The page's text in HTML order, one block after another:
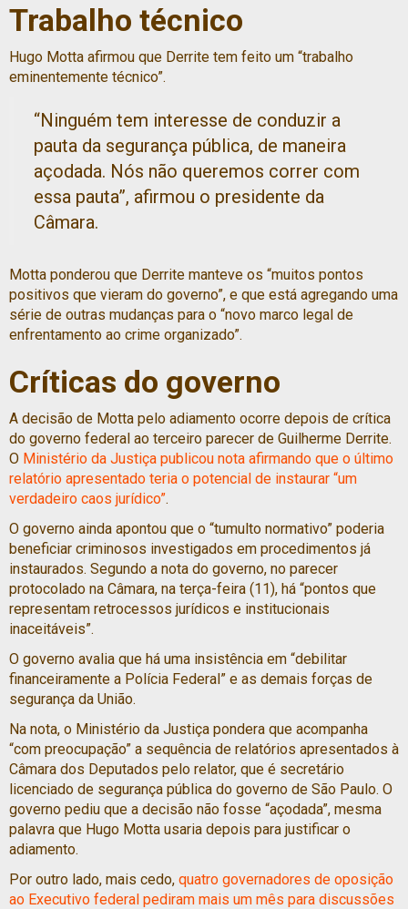
Trabalho técnico
Hugo Motta afirmou que Derrite tem feito um “trabalho
eminentemente técnico”.
“Ninguém tem interesse de conduzir a
pauta da segurança pública, de maneira
açodada. Nós não queremos correr com
essa pauta”, afirmou o presidente da
Câmara.
Motta ponderou que Derrite manteve os “muitos pontos
positivos que vieram do governo”, e que está agregando uma
série de outras mudanças para o “novo marco legal de
enfrentamento ao crime organizado”.
Críticas do governo
A decisão de Motta pelo adiamento ocorre depois de crítica
do governo federal ao terceiro parecer de Guilherme Derrite.
O Ministério da Justiça publicou nota afirmando que o último
relatório apresentado teria o potencial de instaurar “um
verdadeiro caos jurídico”.
O governo ainda apontou que o “tumulto normativo” poderia
beneficiar criminosos investigados em procedimentos já
instaurados. Segundo a nota do governo, no parecer
protocolado na Câmara, na terça-feira (11), há “pontos que
representam retrocessos jurídicos e institucionais
inaceitáveis”.
O governo avalia que há uma insistência em “debilitar
financeiramente a Polícia Federal” e as demais forças de
segurança da União.
Na nota, o Ministério da Justiça pondera que acompanha
“com preocupação” a sequência de relatórios apresentados à
Câmara dos Deputados pelo relator, que é secretário
licenciado de segurança pública do governo de São Paulo. O
governo pediu que a decisão não fosse “açodada”, mesma
palavra que Hugo Motta usaria depois para justificar o
adiamento.
Por outro lado, mais cedo, quatro governadores de oposição
ao Executivo federal pediram mais um mês para discussões